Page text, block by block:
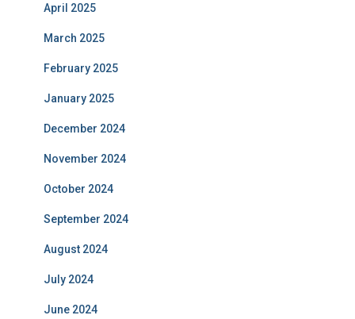
April 2025
March 2025
February 2025
January 2025
December 2024
November 2024
October 2024
September 2024
August 2024
July 2024
June 2024